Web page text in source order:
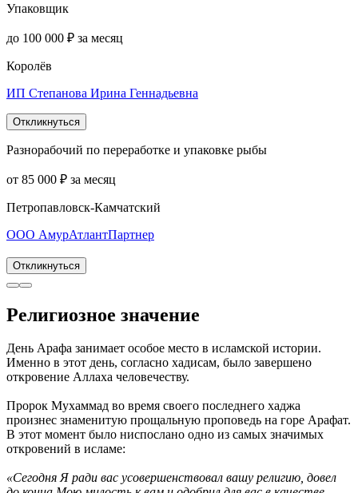
Упаковщик
до 100 000 ₽ за месяц
Королёв
ИП Степанова Ирина Геннадьевна
Откликнуться
Разнорабочий по переработке и упаковке рыбы
от 85 000 ₽ за месяц
Петропавловск-Камчатский
ООО АмурАтлантПартнер
Откликнуться
Религиозное значение
День Арафа занимает особое место в исламской истории.
Именно в этот день, согласно хадисам, было завершено
откровение Аллаха человечеству.
Пророк Мухаммад во время своего последнего хаджа
произнес знаменитую прощальную проповедь на горе Арафат.
В этот момент было ниспослано одно из самых значимых
откровений в исламе:
«Сегодня Я ради вас усовершенствовал вашу религию, довел